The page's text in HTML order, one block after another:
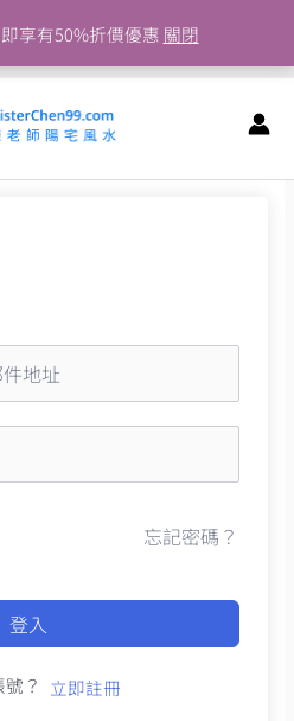
享有50%折價優惠 關閉
忘記密碼？
登入
？ 立即註冊